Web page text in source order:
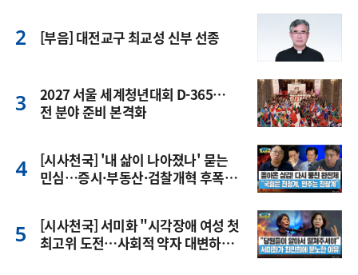
[부음] 대전교구 최교성 신부 선종
2027 서울 세계청년대회 D-365…
전 분야 준비 본격화
[시사천국] '내 삶이 나아졌나' 묻는
민심…증시·부동산·검찰개혁 후폭
[시사천국] 서미화 "시각장애 여성 첫
최고위 도전…사회적 약자 대변하겠